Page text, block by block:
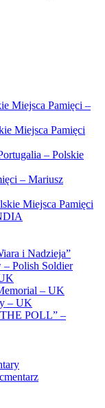
Miejsca Pamięci –
Miejsca Pamięci
– Polskie
– Mariusz
Miejsca Pamięci
i Nadzieja”
– Polish Soldier
– UK
– UK
POLL” –